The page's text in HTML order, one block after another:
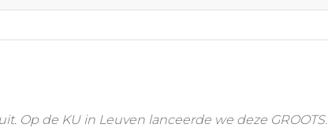
Op de KU in Leuven lanceerde we deze GROOTS.